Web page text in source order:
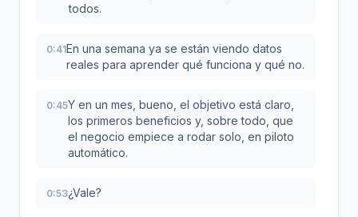
todos.
0:41En una semana ya se están viendo datos
reales para aprender qué funciona y qué no.
0:45Y en un mes, bueno, el objetivo está claro,
los primeros beneficios y, sobre todo, que
el negocio empiece a rodar solo, en piloto
automático.
0:53¿Vale?